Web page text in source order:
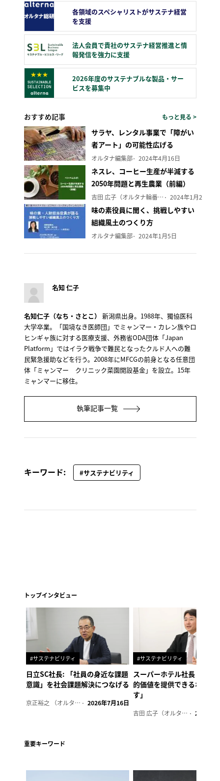
各領域のスペシャリストがサステナ経営
を支援
法人会員で貴社のサステナ経営推進と情
報発信を強力に支援
2026年度のサステナブルな製品・サー
ビスを募集中
おすすめ記事 もっと見る >
サラヤ、レンタル事業で「障がい
者アート」の可能性広げる
オルタナ編集部 2024年4月16日
ネスレ、コーヒー生産が半減する
2050年問題と再生農業（前編）
吉田 広子（オルタナ輪番編集長） 2024年1月29日
味の素役員に聞く、挑戦しやすい
組織風土のつくり方
オルタナ編集部 2024年1月5日
名知 仁子
名知仁子（なち・さとこ） 新潟県出身。1988年、獨協医科
大学卒業。「国境なき医師団」でミャンマー・カレン族やロ
ヒンギャ族に対する医療支援、外務省ODA団体「Japan
Platform」ではイラク戦争で難民となったクルド人への難
民緊急援助などを行う。2008年にMFCGの前身となる任意団
体「ミャンマー クリニック菜園開設基金」を設立。15年
ミャンマーに移住。
執筆記事一覧
キーワード: #サステナビリティ
トップインタビュー
#サステナビリティ
日立SC社長: 「社員の身近な課題
意識」を社会課題解決につなげる
京正裕之 （オルタナ副編集長） 2026年7月16日
#サステナビリティ
スーパーホテル社長「地域
的価値を提供できるホテル
す」
吉田 広子（オルタナ輪番編集長） 2026年6
重要キーワード